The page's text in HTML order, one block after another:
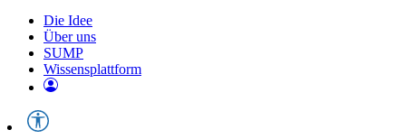
Die Idee
Über uns
SUMP
Wissensplattform